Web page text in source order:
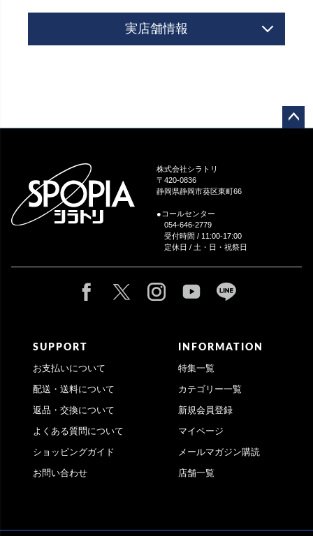
実店舗情報
株式会社シラトリ
〒420-0836
静岡県静岡市葵区東町66
●コールセンター
054-646-2779
受付時間 / 11:00-17:00
定休日 / 土・日・祝祭日
SUPPORT
お支払いについて
配送・送料について
返品・交換について
よくある質問について
ショッピングガイド
お問い合わせ
INFORMATION
特集一覧
カテゴリー一覧
新規会員登録
マイページ
メールマガジン購読
店舗一覧